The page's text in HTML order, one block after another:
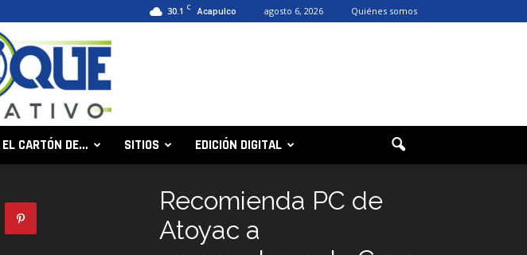
30.1 C Acapulco agosto 6, 2026 Quiénes somos
EL CARTÓN DE… SITIOS EDICIÓN DIGITAL
Recomienda PC de
Atoyac a